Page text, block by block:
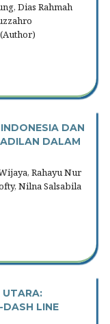
Dias Rahmah
DAN
DALAM
Rahayu Nur
Nilna Salsabila
UTARA:
LINE